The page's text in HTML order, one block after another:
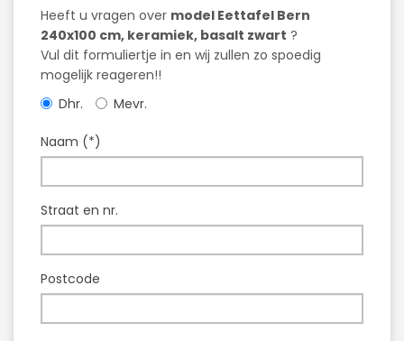
Heeft u vragen over model Eettafel Bern
240x100 cm, keramiek, basalt zwart ?
Vul dit formuliertje in en wij zullen zo spoedig
mogelijk reageren!!
Dhr.
Mevr.
Naam (*)
Straat en nr.
Postcode